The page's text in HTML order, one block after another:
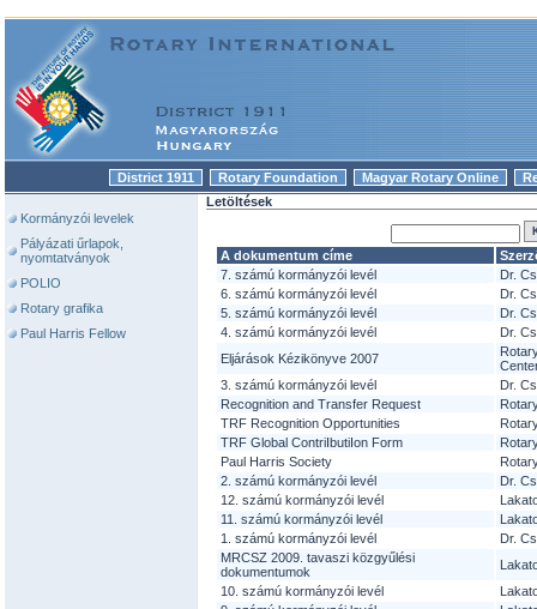
District 1911 Rotary Foundation Magyar Rotary Online
Kormányzói levelek
Pályázati űrlapok,
nyomtatványok
POLIO
Rotary grafika
Paul Harris Fellow
Letöltések
A dokumentum címe
7. számú kormányzói levél
Dr.
6. számú kormányzói levél
Dr.
5. számú kormányzói levél
Dr.
4. számú kormányzói levél
Dr.
Eljárások Kézikönyve 2007
3. számú kormányzói levél
Dr.
Recognition and Transfer Request
TRF Recognition Opportunities
TRF Global ContriIbutiIon Form
Paul Harris Society
2. számú kormányzói levél
Dr.
12. számú kormányzói levél
11. számú kormányzói levél
1. számú kormányzói levél
Dr.
MRCSZ 2009. tavaszi közgyűlési
dokumentumok
10. számú kormányzói levél